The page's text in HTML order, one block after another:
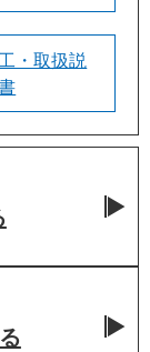
・取扱説